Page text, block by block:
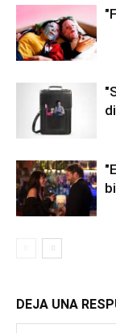
DEJA UNA